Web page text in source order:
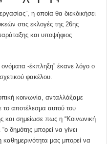
η οποία θα διεκδικήσει
στις εκλογές της 26ης
και υποψήφιος
-έκπληξη” έκανε λόγο ο
φακέλου.
κοινωνία, ανταλλάξαμε
το αποτέλεσμα αυτού του
και σημείωσε πως η “Κοινωνική
δημότης μπορεί να γίνει
μας μπορεί να